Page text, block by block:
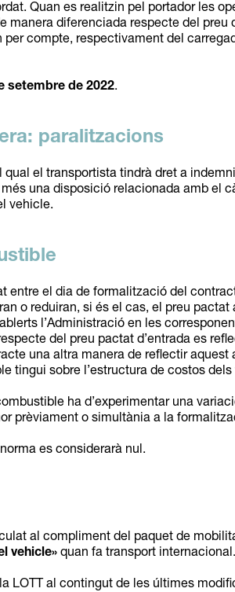
Quan es realitzin pel portador les
manera diferenciada respecte del
per compte, respectivament del
setembre de 2022.
paralitzacions
qual el transportista tindrà dret a
una disposició relacionada amb el
vehicle.
entre el dia de formalització del
o reduiran, si és el cas, el preu
l’Administració en les
del preu pactat d’entrada es
una altra manera de reflectir aquest
tingui sobre l’estructura de costos
ha d’experimentar una
prèviament o simultània a la
es considerarà nul.
al compliment del paquet de
vehicle»quan fa transport internacional.
LOTT al contingut de les últimes